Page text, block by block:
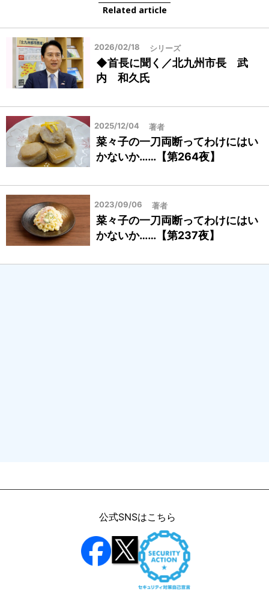
Related article
2026/02/18 シリーズ
◆首長に聞く／北九州市長 武
内 和久氏
2025/12/04 著者
菜々子の一刀両断ってわけにはい
かないか……【第264夜】
2023/09/06 著者
菜々子の一刀両断ってわけにはい
かないか……【第237夜】
公式SNSはこちら